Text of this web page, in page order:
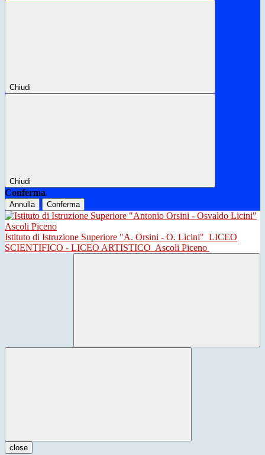
Chiudi
Chiudi
Conferma
Annulla Conferma
Istituto di Istruzione Superiore "A. Orsini - O. Licini" LICEO
SCIENTIFICO - LICEO ARTISTICO Ascoli Piceno
close